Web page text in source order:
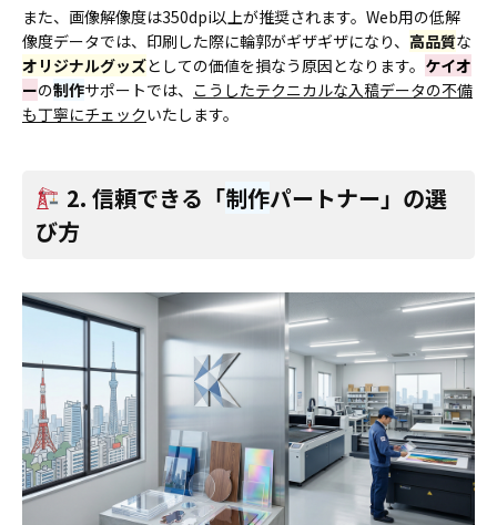
また、画像解像度は350dpi以上が推奨されます。Web用の低解
像度データでは、印刷した際に輪郭がギザギザになり、 高品質な
オリジナルグッズとしての価値を損なう原因となります。 ケイオ
ーの制作サポートでは、 こうしたテクニカルな入稿データの不備
も丁寧にチェックいたします。
2. 信頼できる「制作パートナー」の選
び方